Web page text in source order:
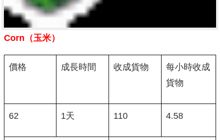
Corn（玉米）
價格 成長時間 收成貨物
每小時收成
貨物
62 1天 110 4.58